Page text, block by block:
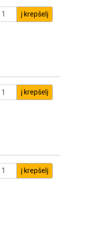
į krepšelį
į krepšelį
į krepšelį